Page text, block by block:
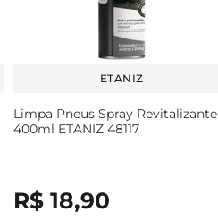
ETANIZ
Limpa Pneus Spray Revitalizante
400ml ETANIZ 48117
R$ 18,90